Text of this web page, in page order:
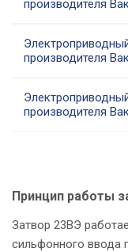
производителя
производителя
производителя
Принцип работы
Затвор 23ВЭ
сильфонного ввода